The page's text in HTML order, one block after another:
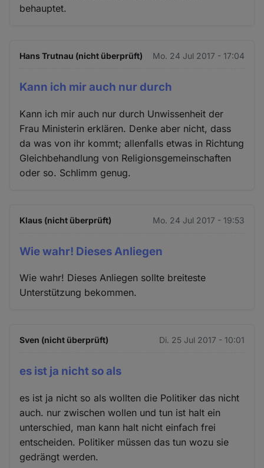
behauptet.
Hans Trutnau (nicht überprüft) Mo. 24 Jul 2017 - 17:04
Kann ich mir auch nur durch
Kann ich mir auch nur durch Unwissenheit der
Frau Ministerin erklären. Denke aber nicht, dass
da was von ihr kommt; allenfalls etwas in Richtung
Gleichbehandlung von Religionsgemeinschaften
oder so. Schlimm genug.
Klaus (nicht überprüft) Mo. 24 Jul 2017 - 19:53
Wie wahr! Dieses Anliegen
Wie wahr! Dieses Anliegen sollte breiteste
Unterstützung bekommen.
Sven (nicht überprüft) Di. 25 Jul 2017 - 10:01
es ist ja nicht so als
es ist ja nicht so als wollten die Politiker das nicht
auch. nur zwischen wollen und tun ist halt ein
unterschied, man kann halt nicht einfach frei
entscheiden. Politiker müssen das tun wozu sie
gedrängt werden.